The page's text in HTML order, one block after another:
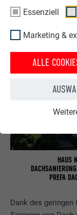
Essenziell
Marketing &
ALLE
Dank des geringen
HAUS
PREFA